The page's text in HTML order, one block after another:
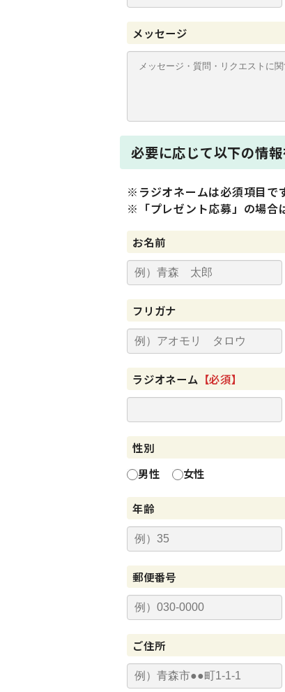
メッセージ
必要に応じて以下の情
※ラジオネームは必須項目です
※「プレゼント応募」の場合
お名前
フリガナ
ラジオネーム 【必須】
性別
男性
女性
年齢
郵便番号
ご住所